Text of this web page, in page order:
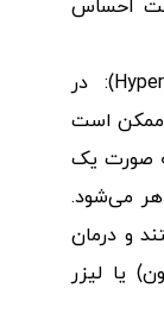
احساس
اسکارهای هایپرتروفیک (Hypertrophic Scars): در
ممکن است
صورت یک
می‌شود.
و درمان
یا لیزر